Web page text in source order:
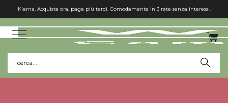
Klarna. Acquista ora, paga più tardi. Comodamente in 3 rate senza interessi.
cerca...